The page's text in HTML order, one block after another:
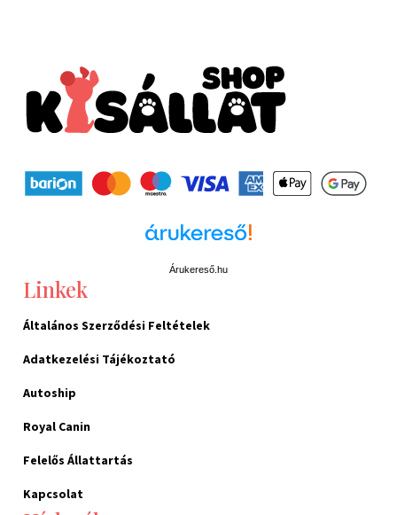
Árukereső.hu
Linkek
Általános Szerződési Feltételek
Adatkezelési Tájékoztató
Autoship
Royal Canin
Felelős Állattartás
Kapcsolat